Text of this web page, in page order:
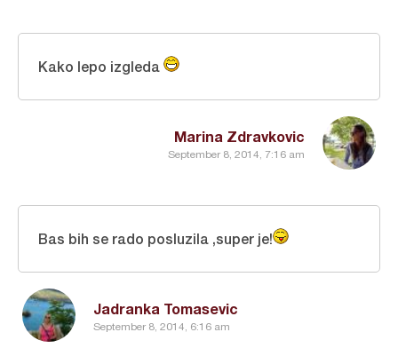
Marina Zdravkovic
September 8, 2014, 7:16 am
Kako lepo izgleda
Jadranka Tomasevic
September 8, 2014, 6:16 am
Bas bih se rado posluzila ,super je!